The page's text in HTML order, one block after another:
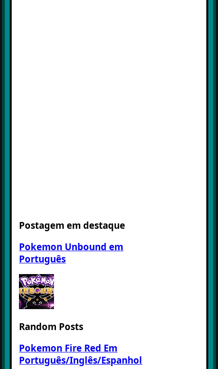
Postagem em destaque
Pokemon Unbound em
Português
Random Posts
Pokemon Fire Red Em
Português/Inglês/Espanhol